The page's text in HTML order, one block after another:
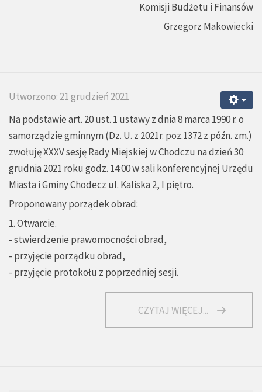
Komisji Budżetu i Finansów
Grzegorz Makowiecki
Utworzono: 21 grudzień 2021
Na podstawie art. 20 ust. 1 ustawy z dnia 8 marca 1990 r. o
samorządzie gminnym (Dz. U. z 2021r. poz.1372 z późn. zm.)
zwołuję XXXV sesję Rady Miejskiej w Chodczu na dzień 30
grudnia 2021 roku godz. 14:00 w sali konferencyjnej Urzędu
Miasta i Gminy Chodecz ul. Kaliska 2, I piętro.
Proponowany porządek obrad:
1. Otwarcie.
- stwierdzenie prawomocności obrad,
- przyjęcie porządku obrad,
- przyjęcie protokołu z poprzedniej sesji.
CZYTAJ WIĘCEJ...